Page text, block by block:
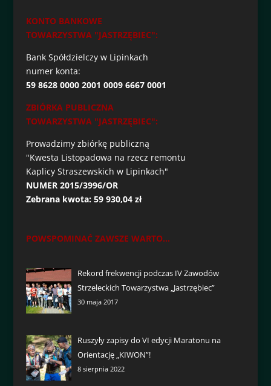
KONTO BANKOWE
TOWARZYSTWA "JASTRZĘBIEC":
Bank Spółdzielczy w Lipinkach
numer konta:
59 8628 0000 2001 0009 6667 0001
ZBIÓRKA PUBLICZNA
TOWARZYSTWA "JASTRZĘBIEC":
Prowadzimy zbiórkę publiczną
"Kwesta Listopadowa na rzecz remontu
Kaplicy Straszewskich w Lipinkach"
NUMER 2015/3996/OR
Zebrana kwota: 59 930,04 zł
POWSPOMINAĆ ZAWSZE WARTO...
Rekord frekwencji podczas IV Zawodów
Strzeleckich Towarzystwa „Jastrzębiec”
30 maja 2017
Ruszyły zapisy do VI edycji Maratonu na
Orientację „KIWON”!
8 sierpnia 2022